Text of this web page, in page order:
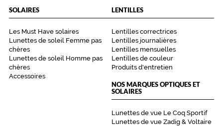
SOLAIRES
Les Must Have solaires
Lunettes de soleil Femme pas
chères
Lunettes de soleil Homme pas
chères
Accessoires
LENTILLES
Lentilles correctrices
Lentilles journalières
Lentilles mensuelles
Lentilles de couleur
Produits d'entretien
NOS MARQUES OPTIQUES ET
SOLAIRES
Lunettes de vue Le Coq Sportif
Lunettes de vue Zadig & Voltaire